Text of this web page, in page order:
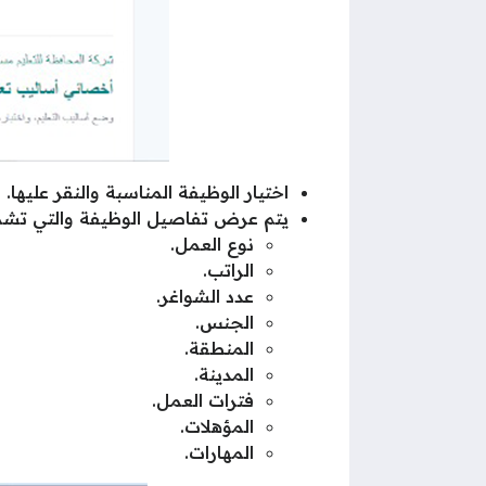
اختيار الوظيفة المناسبة والنقر عليها.
يتم عرض تفاصيل الوظيفة والتي
نوع العمل.
الراتب.
عدد الشواغر.
الجنس.
المنطقة.
المدينة.
فترات العمل.
المؤهلات.
المهارات.